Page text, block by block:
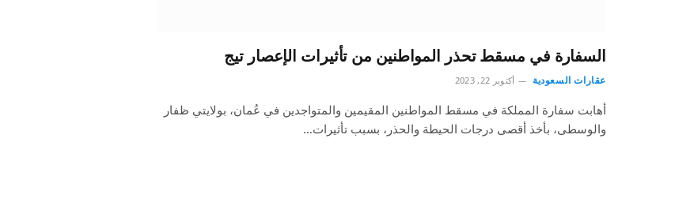
السفارة في مسقط تحذر المواطنين من تأثيرات الإعصار تيج
عقارات السعودية أكتوبر 22, 2023
أهابت سفارة المملكة في مسقط المواطنين المقيمين والمتواجدين في عُمان، بولايتي ظفار
والوسطى، بأخذ أقصى درجات الحيطة والحذر، بسبب تأثيرات…